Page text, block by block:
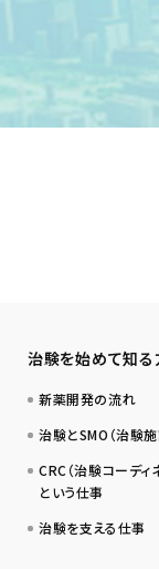
治験を始めて知る
新薬開発の流れ
治験とSMO（治験
CRC（治験コーディ
という仕事
治験を支える仕事